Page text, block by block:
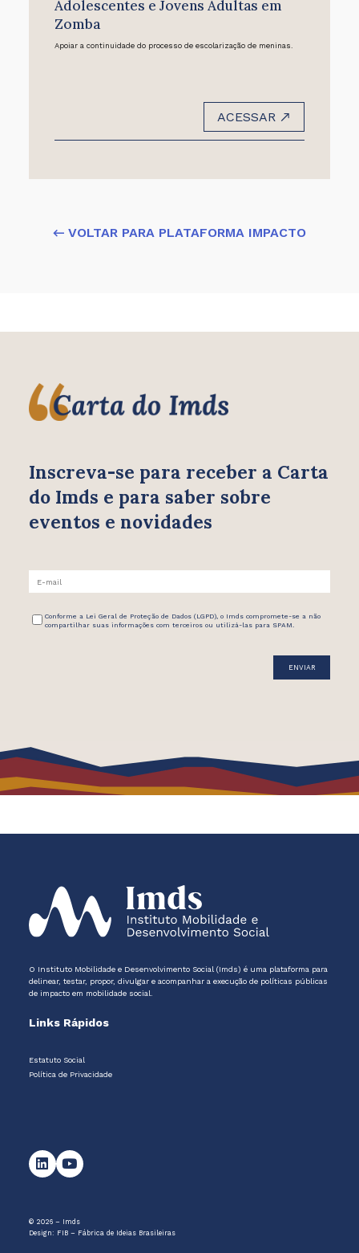
Adolescentes e Jovens Adultas em
Zomba
Apoiar a continuidade do processo de escolarização de meninas.
ACESSAR
← VOLTAR PARA PLATAFORMA IMPACTO
Inscreva-se para receber a Carta
do Imds e para saber sobre
eventos e novidades
Conforme a Lei Geral de Proteção de Dados (LGPD), o Imds compromete-se a não
compartilhar suas informações com terceiros ou utilizá-las para SPAM.
O Instituto Mobilidade e Desenvolvimento Social (Imds) é uma plataforma para
delinear, testar, propor, divulgar e acompanhar a execução de políticas públicas
de impacto em mobilidade social.
Links Rápidos
Estatuto Social
Política de Privacidade
© 2026 – Imds
Design: FIB – Fábrica de Ideias Brasileiras